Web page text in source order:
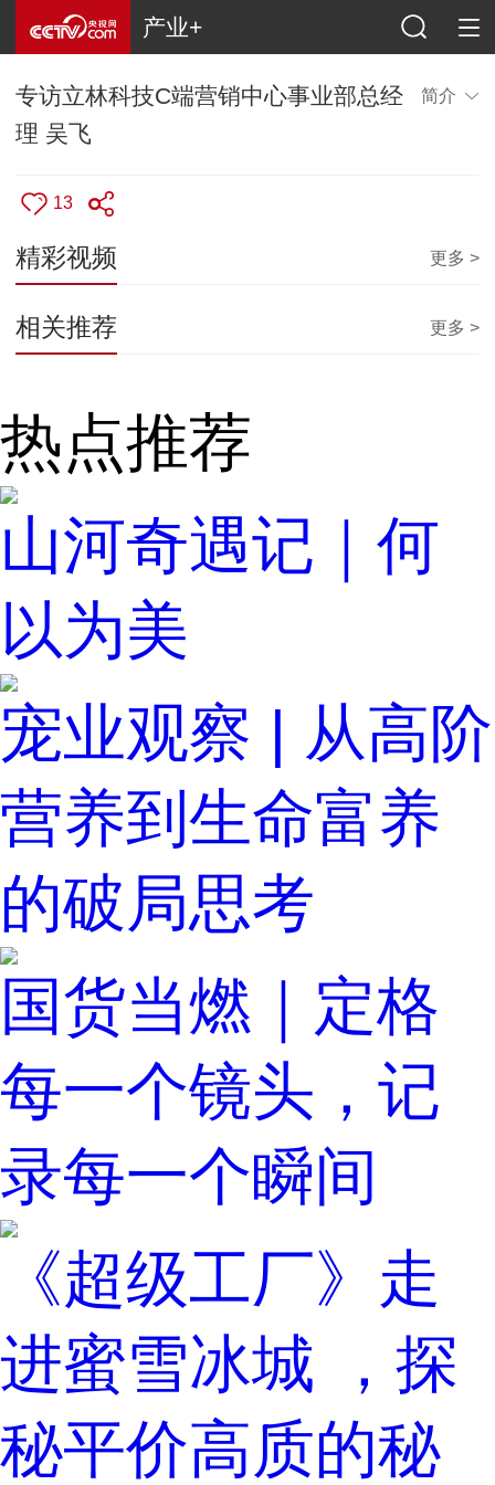
产业+
专访立林科技C端营销中心事业部总经
理 吴飞
简介
13
精彩视频 更多 >
相关推荐 更多 >
热点推荐
山河奇遇记｜何
以为美
宠业观察 | 从高阶
营养到生命富养
的破局思考
国货当燃｜定格
每一个镜头，记
录每一个瞬间
《超级工厂》走
进蜜雪冰城 ，探
秘平价高质的秘